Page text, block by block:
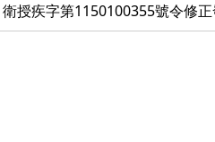
授疾字第1150100355號令修